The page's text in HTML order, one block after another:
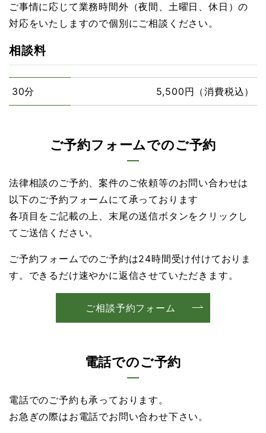
ご事情に応じて業務時間外（夜間、土曜日、休日）の
対応をいたしますので個別にご相談ください。
相談料
30分 5,500円（消費税込）
ご予約フォームでのご予約
法律相談のご予約、案件のご依頼等のお問い合わせは
以下のご予約フォームにて承っております
各項目をご記載の上、末尾の送信ボタンをクリックし
てご送信ください。
ご予約フォームでのご予約は24時間受け付けておりま
す。できるだけ速やかに返信させていただきます。
ご相談予約フォーム
電話でのご予約
電話でのご予約も承っております。
お急ぎの際はお電話でお問い合わせ下さい。